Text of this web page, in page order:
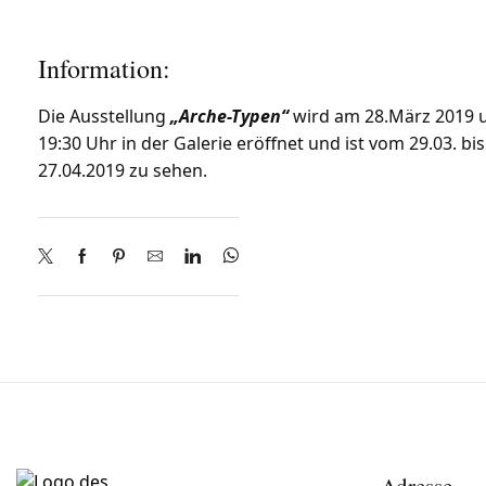
Information:
Die Ausstellung „Arche-Typen“wird am 28.März 2019
19:30 Uhr in der Galerie eröffnet und ist vom 29.03. bis
27.04.2019 zu sehen.